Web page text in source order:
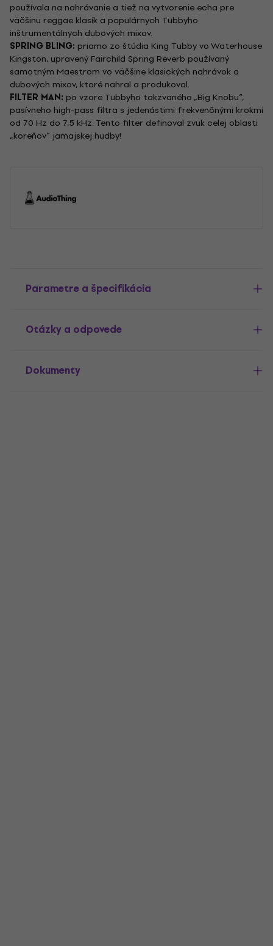
používala na nahrávanie a tiež na vytvorenie echa pre
väčšinu reggae klasík a populárnych Tubbyho
inštrumentálnych dubových mixov.
SPRING BLING: priamo zo štúdia King Tubby vo Waterhouse
Kingston, upravený Fairchild Spring Reverb používaný
samotným Maestrom vo väčšine klasických nahrávok a
dubových mixov, ktoré nahral a produkoval.
FILTER MAN: po vzore Tubbyho takzvaného „Big Knobu“,
pasívneho high-pass filtra s jedenástimi frekvenčnými krokmi
od 70 Hz do 7,5 kHz. Tento filter definoval zvuk celej oblasti
„koreňov“ jamajskej hudby!
Parametre a špecifikácia
Otázky a odpovede
Dokumenty